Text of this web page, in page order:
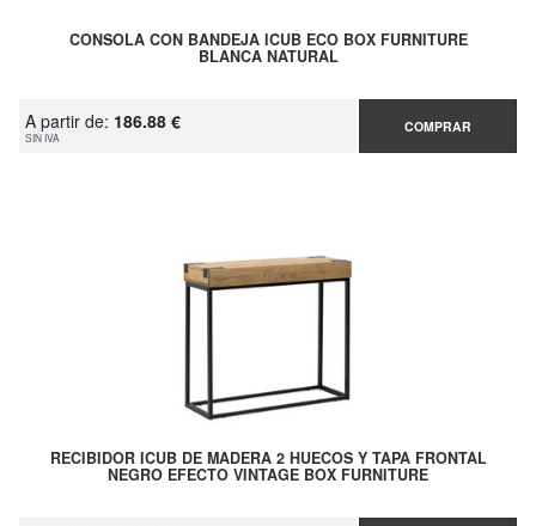
CONSOLA CON BANDEJA ICUB ECO BOX FURNITURE
BLANCA NATURAL
A partir de: 186.88 €
SIN IVA
COMPRAR
RECIBIDOR ICUB DE MADERA 2 HUECOS Y TAPA FRONTAL
NEGRO EFECTO VINTAGE BOX FURNITURE